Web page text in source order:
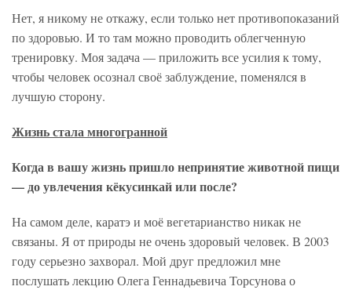
Нет, я никому не откажу, если только нет противопоказаний
по здоровью. И то там можно проводить облегченную
тренировку. Моя задача — приложить все усилия к тому,
чтобы человек осознал своё заблуждение, поменялся в
лучшую сторону.
Жизнь стала многогранной
Когда в вашу жизнь пришло непринятие животной пищи
— до увлечения кёкусинкай или после?
На самом деле, каратэ и моё вегетарианство никак не
связаны. Я от природы не очень здоровый человек. В 2003
году серьезно захворал. Мой друг предложил мне
послушать лекцию Олега Геннадьевича Торсунова о